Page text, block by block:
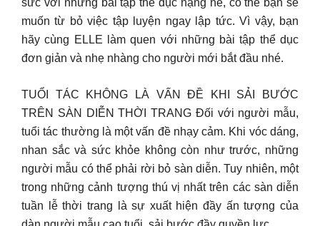
muốn từ bỏ việc tập luyện ngay lập tức. Vì vậy, bạn
hãy cùng ELLE làm quen với những bài tập thể dục
đơn giản và nhẹ nhàng cho người mới bắt đầu nhé.
TUỔI TÁC KHÔNG LÀ VẤN ĐỀ KHI SẢI BƯỚC
TRÊN SÀN DIỄN THỜI TRANG Đối với người mẫu,
tuổi tác thường là một vấn đề nhạy cảm. Khi vóc dáng,
nhan sắc và sức khỏe không còn như trước, những
người mẫu có thể phải rời bỏ sàn diễn. Tuy nhiên, một
trong những cảnh tượng thú vị nhất trên các sàn diễn
tuần lễ thời trang là sự xuất hiện đầy ấn tượng của